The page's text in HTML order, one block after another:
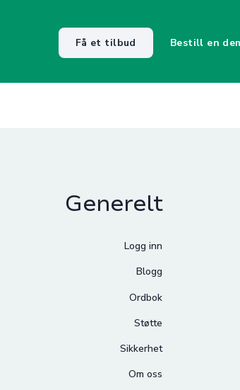
Få et tilbud Bestill en
Generelt
Logg inn
Blogg
Ordbok
Støtte
Sikkerhet
Om oss